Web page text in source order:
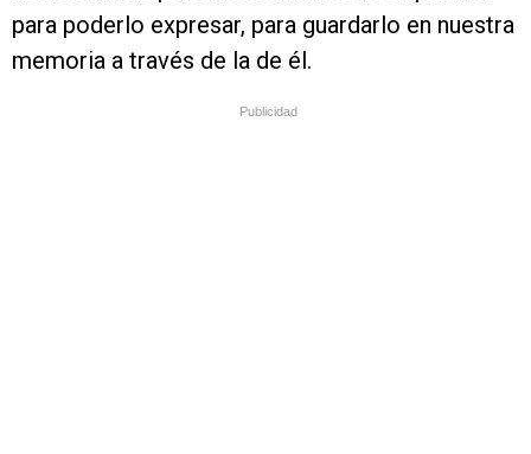
para poderlo expresar, para guardarlo en nuestra
memoria a través de la de él.
Publicidad